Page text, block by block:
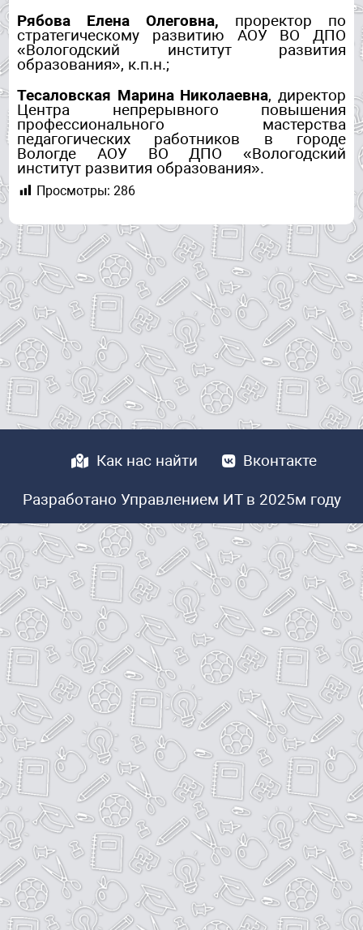
Рябова Елена Олеговна, проректор по
стратегическому развитию АОУ ВО ДПО
«Вологодский институт развития
образования», к.п.н.;
Тесаловская Марина Николаевна, директор
Центра непрерывного повышения
профессионального мастерства
педагогических работников в городе
Вологде АОУ ВО ДПО «Вологодский
институт развития образования».
Просмотры: 286
Как нас найти Вконтакте
Разработано Управлением ИТ в 2025м году